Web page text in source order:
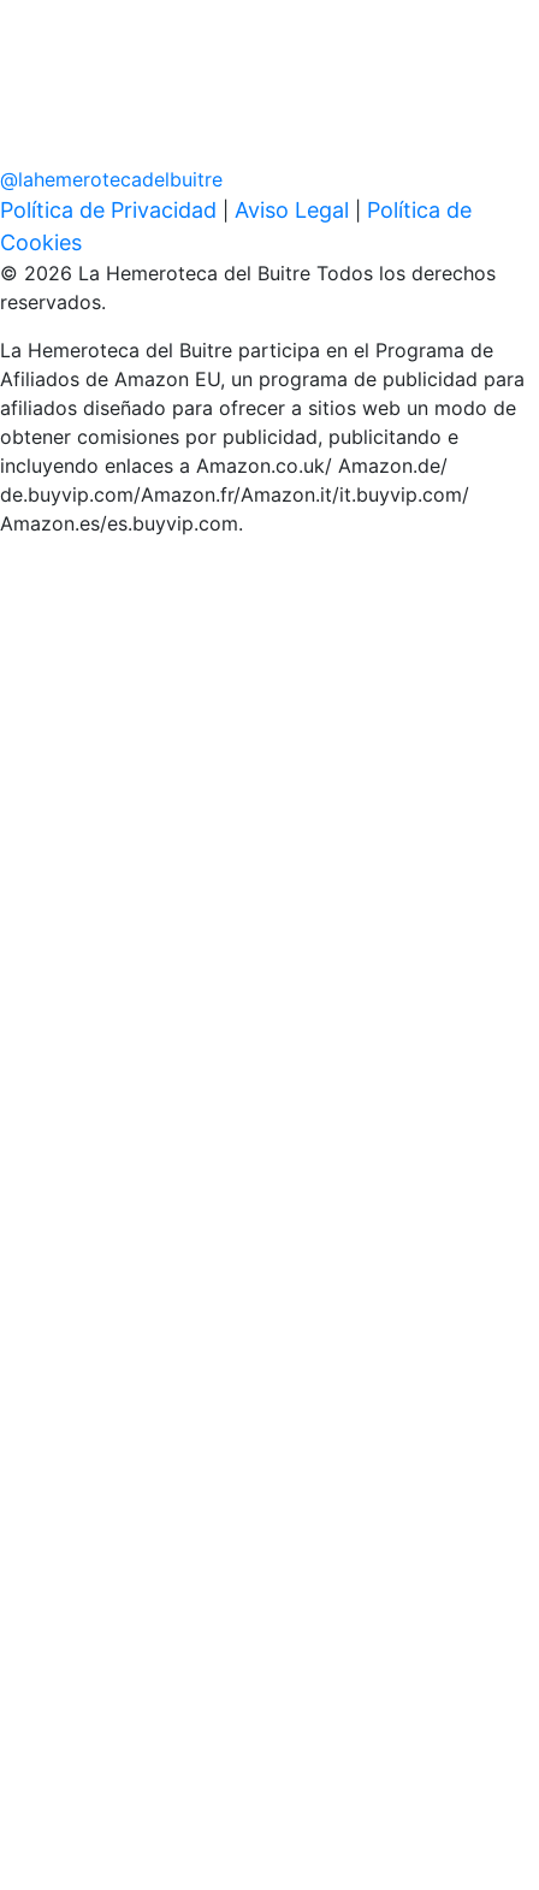
@lahemerotecadelbuitre
Política de Privacidad Aviso Legal
Política de
Cookies
© 2026 La Hemeroteca del Buitre Todos los derechos
reservados.
La Hemeroteca del Buitre participa en el Programa de
Afiliados de Amazon EU, un programa de publicidad para
afiliados diseñado para ofrecer a sitios web un modo de
obtener comisiones por publicidad, publicitando e
incluyendo enlaces a Amazon.co.uk/ Amazon.de/
de.buyvip.com/Amazon.fr/Amazon.it/it.buyvip.com/
Amazon.es/es.buyvip.com.